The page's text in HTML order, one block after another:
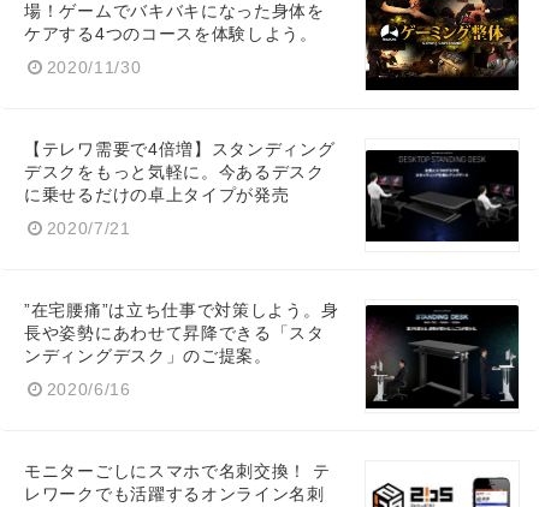
場！ゲームでバキバキになった身体を
ケアする4つのコースを体験しよう。
2020/11/30
【テレワ需要で4倍増】スタンディング
デスクをもっと気軽に。今あるデスク
に乗せるだけの卓上タイプが発売
2020/7/21
”在宅腰痛”は立ち仕事で対策しよう。身
長や姿勢にあわせて昇降できる「スタ
ンディングデスク」のご提案。
2020/6/16
モニターごしにスマホで名刺交換！ テ
レワークでも活躍するオンライン名刺